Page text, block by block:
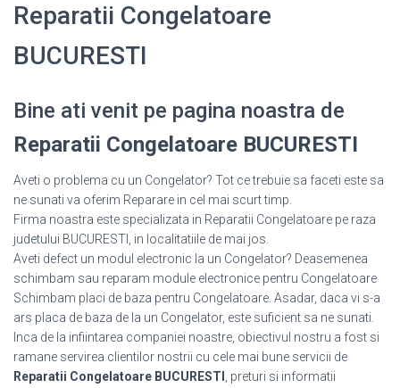
Reparatii Congelatoare
BUCURESTI
Bine ati venit pe pagina noastra de
Reparatii Congelatoare BUCURESTI
Aveti o problema cu un Congelator? Tot ce trebuie sa faceti este sa
ne sunati va oferim Reparare in cel mai scurt timp.
Firma noastra este specializata in Reparatii Congelatoare pe raza
judetului BUCURESTI, in localitatiile de mai jos.
Aveti defect un modul electronic la un Congelator? Deasemenea
schimbam sau reparam module electronice pentru Congelatoare
Schimbam placi de baza pentru Congelatoare. Asadar, daca vi s-a
ars placa de baza de la un Congelator, este suficient sa ne sunati.
Inca de la infiintarea companiei noastre, obiectivul nostru a fost si
ramane servirea clientilor nostrii cu cele mai bune servicii de
Reparatii Congelatoare BUCURESTI
, preturi si informatii